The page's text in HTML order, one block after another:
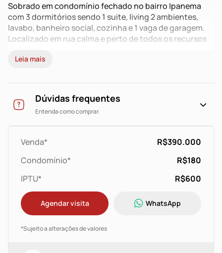
Sobrado em condomínio fechado no bairro Ipanema
com 3 dormitórios sendo 1 suite, living 2 ambientes,
lavabo, banheiro social, cozinha e 1 vaga de garagem.
Localizado em rua calma e perto de todos os recursos
Leia mais
Dúvidas frequentes
Entenda como comprar.
Venda*
R$390.000
Condomínio*
R$180
IPTU*
R$600
Agendar visita WhatsApp
*Sujeito a alterações de valores